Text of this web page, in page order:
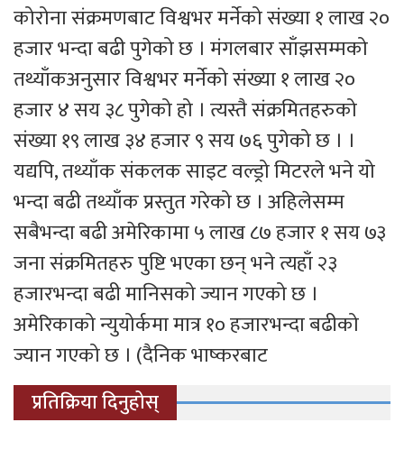
कोरोना संक्रमणबाट विश्वभर मर्नेको संख्या १ लाख २०
हजार भन्दा बढी पुगेको छ । मंगलबार साँझसम्मको
तथ्याँकअनुसार विश्वभर मर्नेको संख्या १ लाख २०
हजार ४ सय ३८ पुगेको हो । त्यस्तै संक्रमितहरुको
संख्या १९ लाख ३४ हजार ९ सय ७६ पुगेको छ । ।
यद्यपि, तथ्याँक संकलक साइट वल्ड्रो मिटरले भने यो
भन्दा बढी तथ्याँक प्रस्तुत गरेको छ । अहिलेसम्म
सबैभन्दा बढी अमेरिकामा ५ लाख ८७ हजार १ सय ७३
जना संक्रमितहरु पुष्टि भएका छन् भने त्यहाँ २३
हजारभन्दा बढी मानिसको ज्यान गएको छ ।
अमेरिकाको न्युयोर्कमा मात्र १० हजारभन्दा बढीको
ज्यान गएको छ । (दैनिक भाष्करबाट
प्रतिक्रिया दिनुहोस्